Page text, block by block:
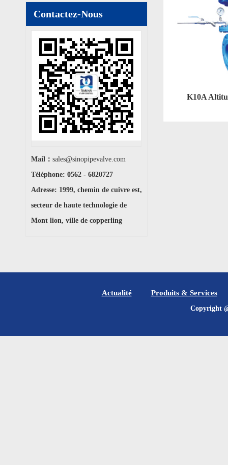
Contactez-Nous
Mail： sales@sinopipevalve.com
Téléphone: 0562 - 6820727
Adresse: 1999, chemin de cuivre est,
secteur de haute technologie de
Mont lion, ville de copperling
K10A
Actualité Produits & Services
Copyright